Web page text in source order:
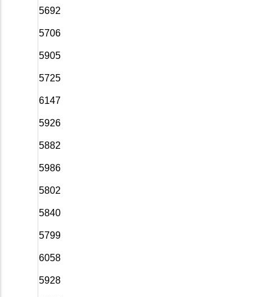
5692
5706
5905
5725
6147
5926
5882
5986
5802
5840
5799
6058
5928